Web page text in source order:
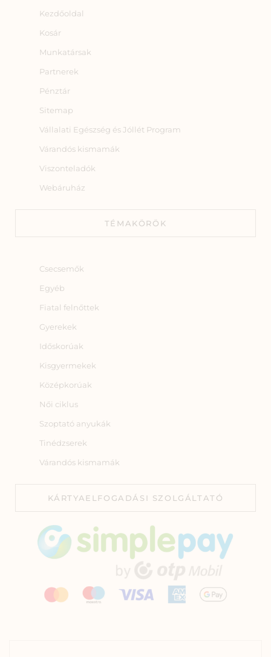
Kezdőoldal
Kosár
Munkatársak
Partnerek
Pénztár
Sitemap
Vállalati Egészség és Jóllét Program
Várandós kismamák
Viszonteladók
Webáruház
TÉMAKÖRÖK
Csecsemők
Egyéb
Fiatal felnőttek
Gyerekek
Időskorúak
Kisgyermekek
Középkorúak
Női ciklus
Szoptató anyukák
Tinédzserek
Várandós kismamák
KÁRTYAELFOGADÁSI SZOLGÁLTATÓ